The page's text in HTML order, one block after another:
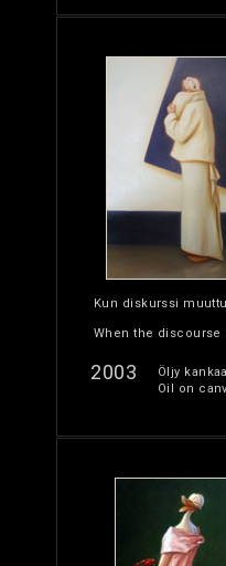
Kun diskurssi
When the discourse
2003
Öljy
Oil on